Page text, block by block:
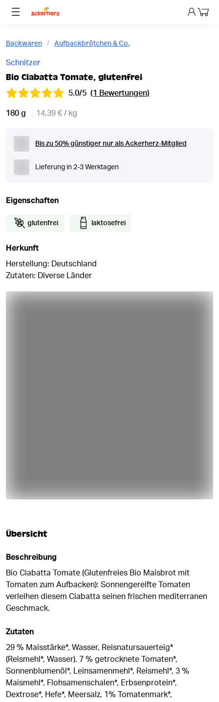
Dein
Backwaren Aufbackbrötchen & Co.
Schnitzer
Bio Ciabatta Tomate, glutenfrei
5.0/5 (1 Bewertungen)
180 g 14,39 € / kg
Bis zu 50% günstiger nur als Ackerherz-Mitglied
Lieferung in 2-3 Werktagen
Eigenschaften
glutenfrei laktosefrei
Herkunft
Herstellung: Deutschland
Zutaten: Diverse Länder
Übersicht
Beschreibung
Bio Ciabatta Tomate (Glutenfreies Bio Maisbrot mit
Tomaten zum Aufbacken): Sonnengereifte Tomaten
verleihen diesem Ciabatta seinen frischen mediterranen
Geschmack.
Zutaten
29 % Maisstärke*, Wasser, Reisnatursauerteig*
(Reismehl*, Wasser), 7 % getrocknete Tomaten*,
Sonnenblumenöl*, Leinsamenmehl*, Reismehl*, 3 %
Maismehl*, Flohsamenschalen*, Erbsenprotein*,
Dextrose*, Hefe*, Meersalz, 1% Tomatenmark*,